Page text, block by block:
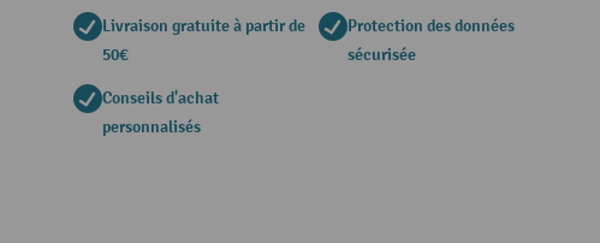
Livraison gratuite à partir de
50€
Protection des données
sécurisée
Conseils d'achat
personnalisés